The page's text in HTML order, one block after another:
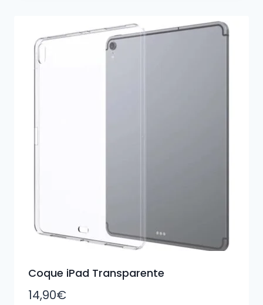
Coque iPad Transparente
14,90€